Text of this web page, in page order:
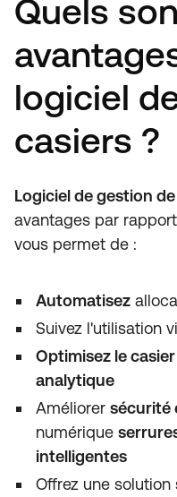
Quels
logiciel
casiers ?
Logiciel de gestion
avantages par
vous permet de :
Automatisez
Suivez l'utilisation
Optimisez le casier
analytique
Améliorer sécurité
numérique
intelligentes
Offrez une solution